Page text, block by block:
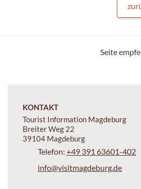
Seite
KONTAKT
Tourist Information Magdeburg
Breiter Weg 22
39104 Magdeburg
Telefon: +49 391 63601-402
info@visitmagdeburg.de